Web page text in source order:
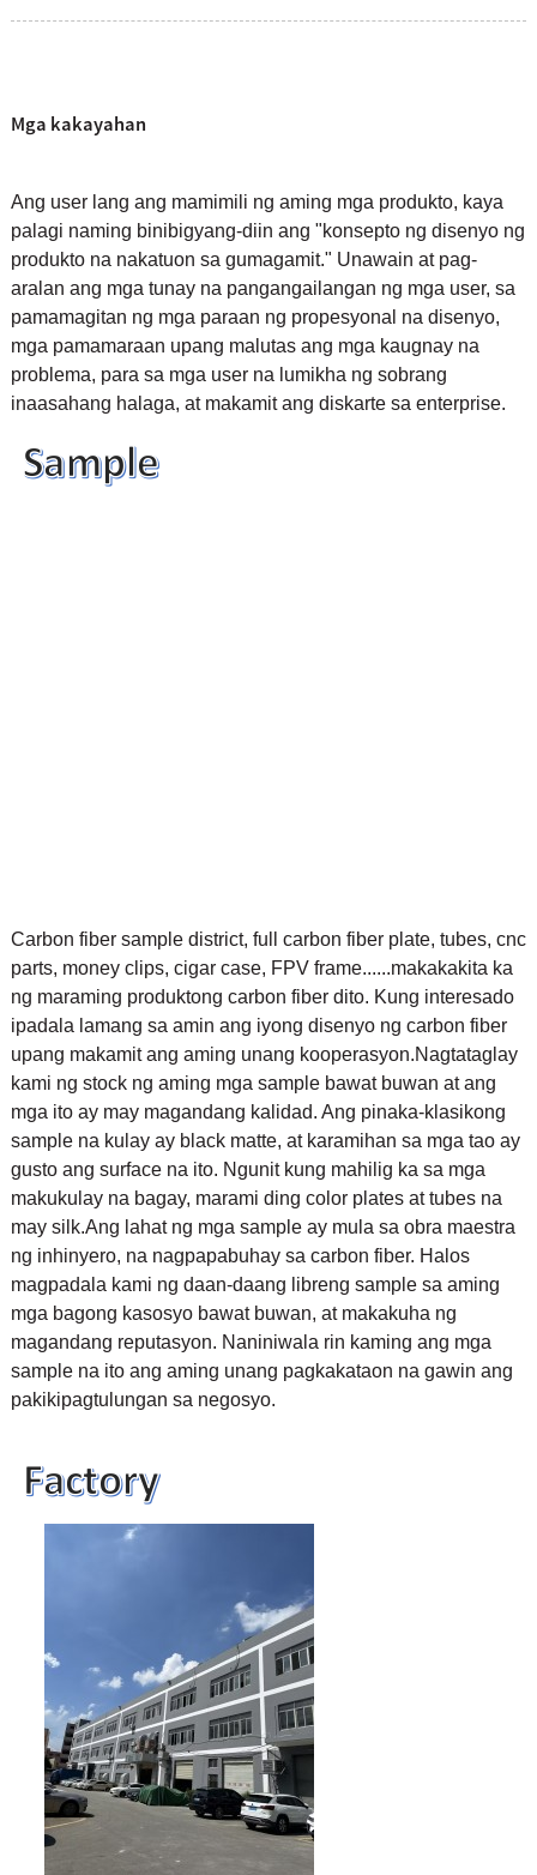
Mga kakayahan
Ang user lang ang mamimili ng aming mga produkto, kaya
palagi naming binibigyang-diin ang "konsepto ng disenyo ng
produkto na nakatuon sa gumagamit." Unawain at pag-
aralan ang mga tunay na pangangailangan ng mga user, sa
pamamagitan ng mga paraan ng propesyonal na disenyo,
mga pamamaraan upang malutas ang mga kaugnay na
problema, para sa mga user na lumikha ng sobrang
inaasahang halaga, at makamit ang diskarte sa enterprise.
Carbon fiber sample district, full carbon fiber plate, tubes, cnc
parts, money clips, cigar case, FPV frame......makakakita ka
ng maraming produktong carbon fiber dito. Kung interesado
ipadala lamang sa amin ang iyong disenyo ng carbon fiber
upang makamit ang aming unang kooperasyon.Nagtataglay
kami ng stock ng aming mga sample bawat buwan at ang
mga ito ay may magandang kalidad. Ang pinaka-klasikong
sample na kulay ay black matte, at karamihan sa mga tao ay
gusto ang surface na ito. Ngunit kung mahilig ka sa mga
makukulay na bagay, marami ding color plates at tubes na
may silk.Ang lahat ng mga sample ay mula sa obra maestra
ng inhinyero, na nagpapabuhay sa carbon fiber. Halos
magpadala kami ng daan-daang libreng sample sa aming
mga bagong kasosyo bawat buwan, at makakuha ng
magandang reputasyon. Naniniwala rin kaming ang mga
sample na ito ang aming unang pagkakataon na gawin ang
pakikipagtulungan sa negosyo.